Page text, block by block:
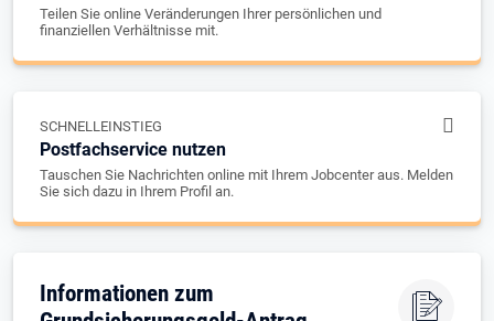
Teilen Sie online Veränderungen Ihrer persönlichen und
finanziellen Verhältnisse mit.
SCHNELLEINSTIEG
Postfachservice nutzen
Tauschen Sie Nachrichten online mit Ihrem Jobcenter aus. Melden
Sie sich dazu in Ihrem Profil an.
Informationen zum